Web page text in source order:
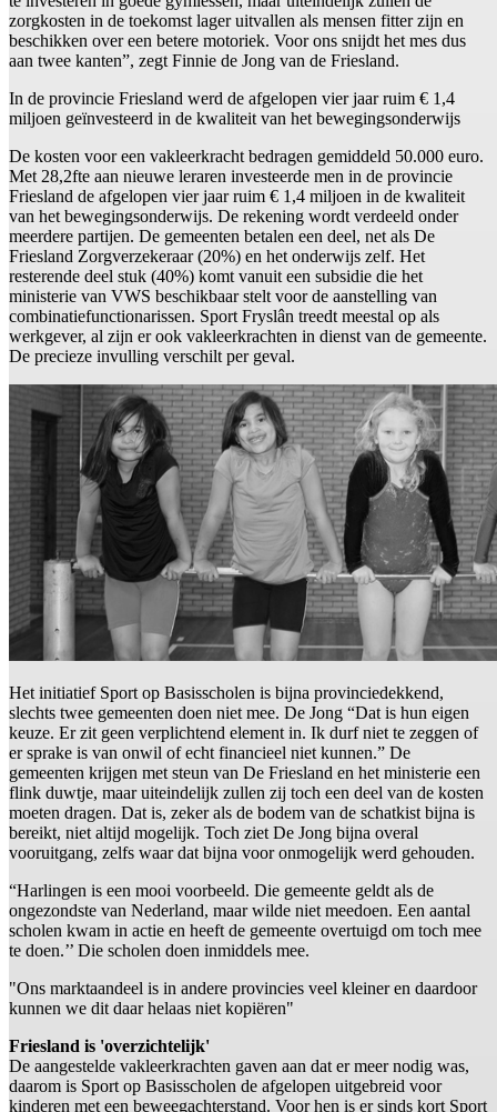
zorgkosten in de toekomst lager uitvallen als mensen fitter zijn en
beschikken over een betere motoriek. Voor ons snijdt het mes dus
aan twee kanten”, zegt Finnie de Jong van de Friesland.
In de provincie Friesland werd de afgelopen vier jaar ruim € 1,4
miljoen geïnvesteerd in de kwaliteit van het bewegingsonderwijs
De kosten voor een vakleerkracht bedragen gemiddeld 50.000 euro.
Met 28,2fte aan nieuwe leraren investeerde men in de provincie
Friesland de afgelopen vier jaar ruim € 1,4 miljoen in de kwaliteit
van het bewegingsonderwijs. De rekening wordt verdeeld onder
meerdere partijen. De gemeenten betalen een deel, net als De
Friesland Zorgverzekeraar (20%) en het onderwijs zelf. Het
resterende deel stuk (40%) komt vanuit een subsidie die het
ministerie van VWS beschikbaar stelt voor de aanstelling van
combinatiefunctionarissen. Sport Fryslân treedt meestal op als
werkgever, al zijn er ook vakleerkrachten in dienst van de gemeente.
De precieze invulling verschilt per geval.
Het initiatief Sport op Basisscholen is bijna provinciedekkend,
slechts twee gemeenten doen niet mee. De Jong “Dat is hun eigen
keuze. Er zit geen verplichtend element in. Ik durf niet te zeggen of
er sprake is van onwil of echt financieel niet kunnen.” De
gemeenten krijgen met steun van De Friesland en het ministerie een
flink duwtje, maar uiteindelijk zullen zij toch een deel van de kosten
moeten dragen. Dat is, zeker als de bodem van de schatkist bijna is
bereikt, niet altijd mogelijk. Toch ziet De Jong bijna overal
vooruitgang, zelfs waar dat bijna voor onmogelijk werd gehouden.
“Harlingen is een mooi voorbeeld. Die gemeente geldt als de
ongezondste van Nederland, maar wilde niet meedoen. Een aantal
scholen kwam in actie en heeft de gemeente overtuigd om toch mee
te doen.’’ Die scholen doen inmiddels mee.
"Ons marktaandeel is in andere provincies veel kleiner en daardoor
kunnen we dit daar helaas niet kopiëren"
Friesland is 'overzichtelijk'
De aangestelde vakleerkrachten gaven aan dat er meer nodig was,
daarom is Sport op Basisscholen de afgelopen uitgebreid voor
kinderen met een beweegachterstand. Voor hen is er sinds kort Sport